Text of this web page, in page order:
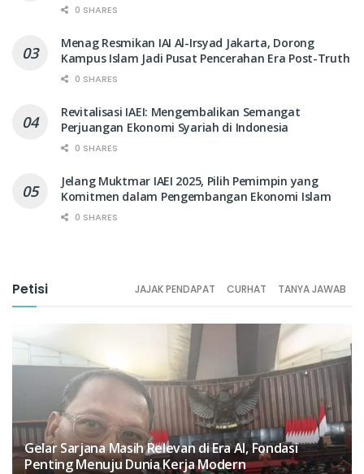
0 SHARES
Menag Resmikan IAI Al-Irsyad Jakarta, Dorong
Kampus Islam Jadi Pusat Pencerahan Era Post-Truth
0 SHARES
Revitalisasi IAEI: Mengembalikan Semangat
Perjuangan Ekonomi Syariah di Indonesia
0 SHARES
Jelang Muktmar IAEI 2025, Pilih Pemimpin yang
Komitmen dalam Pengembangan Ekonomi Islam
0 SHARES
Petisi JAJAK PENDAPAT CURHAT TANYA JAWAB
Gelar Sarjana Masih Relevan di Era AI, Fondasi
Penting Menuju Dunia Kerja Modern